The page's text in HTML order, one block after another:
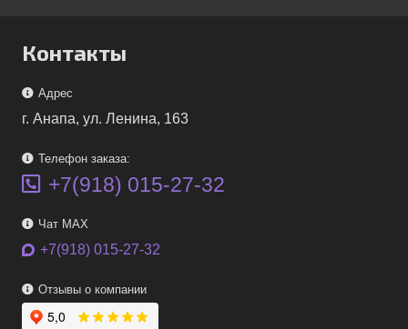
Контакты
Адрес
г. Анапа, ул. Ленина, 163
Телефон заказа:
+7(918) 015-27-32
Чат MAX
+7(918) 015-27-32
Отзывы о компании